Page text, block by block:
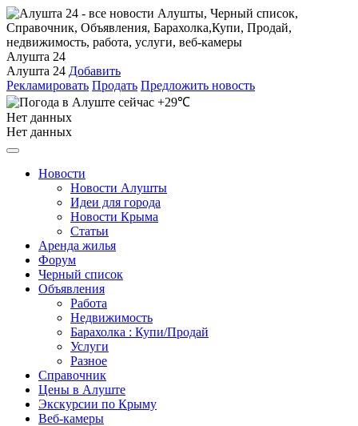
Алушта 24
Алушта 24 Добавить
Рекламировать Продать Предложить новость
+29℃
Нет данных
Нет данных
Новости
Новости Алушты
Идеи для города
Новости Крыма
Статьи
Аренда жилья
Форум
Черный список
Объявления
Работа
Недвижимость
Барахолка : Купи/Продай
Услуги
Разное
Справочник
Цены в Алуште
Экскурсии по Крыму
Веб-камеры